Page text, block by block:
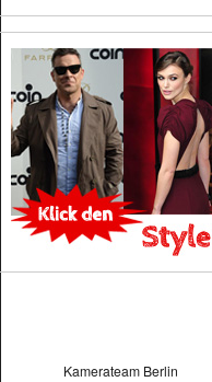
Kamerateam Berlin